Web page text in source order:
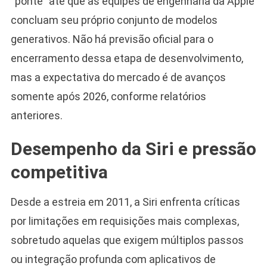
concluam seu próprio conjunto de modelos
generativos. Não há previsão oficial para o
encerramento dessa etapa de desenvolvimento,
mas a expectativa do mercado é de avanços
somente após 2026, conforme relatórios
anteriores.
Desempenho da Siri e pressão
competitiva
Desde a estreia em 2011, a Siri enfrenta críticas
por limitações em requisições mais complexas,
sobretudo aquelas que exigem múltiplos passos
ou integração profunda com aplicativos de